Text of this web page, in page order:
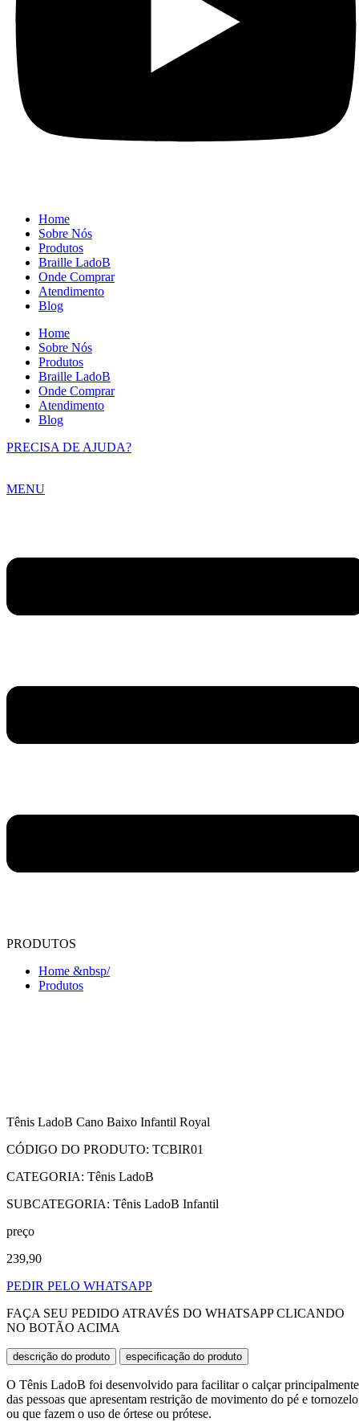
Home
Sobre Nós
Produtos
Braille LadoB
Onde Comprar
Atendimento
Blog
Home
Sobre Nós
Produtos
Braille LadoB
Onde Comprar
Atendimento
Blog
PRECISA DE AJUDA?
MENU
PRODUTOS
Home &nbsp/
Produtos
Tênis LadoB Cano Baixo Infantil Royal
CÓDIGO DO PRODUTO: TCBIR01
CATEGORIA: Tênis LadoB
SUBCATEGORIA: Tênis LadoB Infantil
preço
239,90
PEDIR PELO WHATSAPP
FAÇA SEU PEDIDO ATRAVÉS DO WHATSAPP CLICANDO
NO BOTÃO ACIMA
descrição do produto especificação do produto
O Tênis LadoB foi desenvolvido para facilitar o calçar principalmente
das pessoas que apresentam restrição de movimento do pé e tornozelo
ou que fazem o uso de órtese ou prótese.